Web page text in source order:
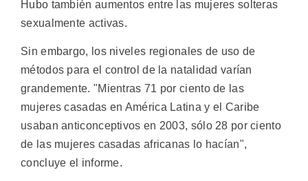
Hubo también aumentos entre las mujeres solteras
sexualmente activas.
Sin embargo, los niveles regionales de uso de
métodos para el control de la natalidad varían
grandemente. "Mientras 71 por ciento de las
mujeres casadas en América Latina y el Caribe
usaban anticonceptivos en 2003, sólo 28 por ciento
de las mujeres casadas africanas lo hacían",
concluye el informe.